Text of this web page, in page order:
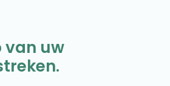
van uw